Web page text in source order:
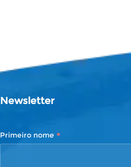
Newsletter
Primeiro nome *